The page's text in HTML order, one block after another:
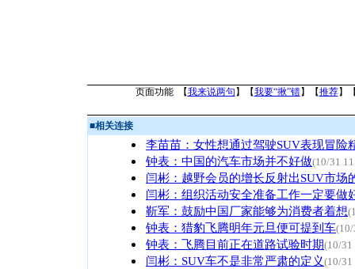
页面功能 【我来说两句 】【我要“揪”错】【推荐】
■相关连接
李苗苗：女性想通过驾驶SUV表现冒险
钟表：中国的汽车市场并不好做(10/31
闫彬：越野会员的增长反射出SUV市场
闫彬：组织活动安全准备工作一定要做
靳军：鼓励中国厂家能够为消费者着想
钟表：猎豹飞腾明年元旦便可提到车
钟表：飞腾目前正在道路试验时期(10/31
闫彬：SUV车不是非常严肃的定义(10/31